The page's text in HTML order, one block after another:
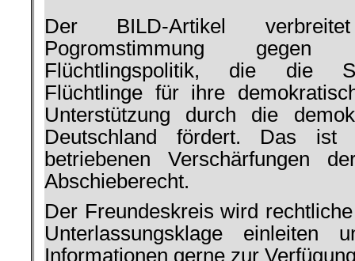
Der BILD-Artikel
Pogromstimmung gegen
Flüchtlingspolitik, die die
Flüchtlinge für ihre
Unterstützung durch die
Deutschland fördert. Das
betriebenen Verschärfungen
Abschieberecht.
Der Freundeskreis wird
Unterlassungsklage
Informationen gerne zur